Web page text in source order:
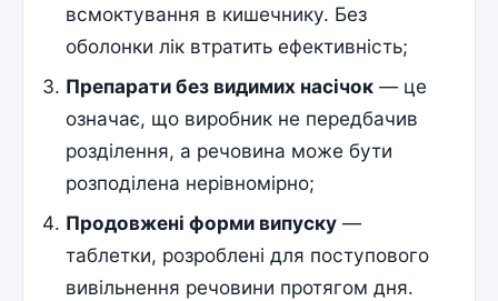
всмоктування в кишечнику. Без
оболонки лік втратить ефективність;
Препарати без видимих насічок — це
означає, що виробник не передбачив
розділення, а речовина може бути
розподілена нерівномірно;
Продовжені форми випуску —
таблетки, розроблені для поступового
вивільнення речовини протягом дня.